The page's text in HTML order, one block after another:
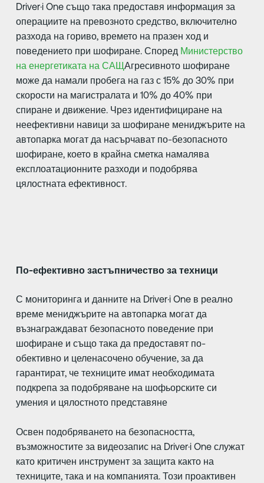
Driver·i One също така предоставя информация за
операциите на превозното средство, включително
разхода на гориво, времето на празен ход и
поведението при шофиране. Според Министерство
на енергетиката на САЩАгресивното шофиране
може да намали пробега на газ с 15% до 30% при
скорости на магистралата и 10% до 40% при
спиране и движение. Чрез идентифициране на
неефективни навици за шофиране мениджърите на
автопарка могат да насърчават по-безопасното
шофиране, което в крайна сметка намалява
експлоатационните разходи и подобрява
цялостната ефективност.
По-ефективно застъпничество за техници
С мониторинга и данните на Driver·i One в реално
време мениджърите на автопарка могат да
възнаграждават безопасното поведение при
шофиране и също така да предоставят по-
обективно и целенасочено обучение, за да
гарантират, че техниците имат необходимата
подкрепа за подобряване на шофьорските си
умения и цялостното представяне
Освен подобряването на безопасността,
възможностите за видеозапис на Driver·i One служат
като критичен инструмент за защита както на
техниците, така и на компанията. Този проактивен